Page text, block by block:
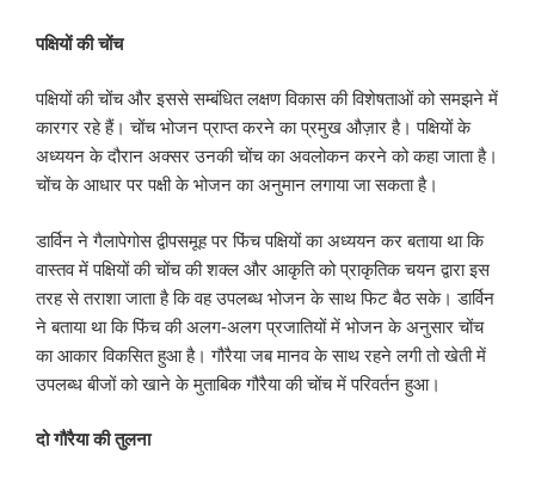
पक्षियों की चोंच
पक्षियों की चोंच और इससे सम्बंधित लक्षण विकास की विशेषताओं को समझने में
कारगर रहे हैं। चोंच भोजन प्राप्त करने का प्रमुख औज़ार है। पक्षियों के
अध्ययन के दौरान अक्सर उनकी चोंच का अवलोकन करने को कहा जाता है।
चोंच के आधार पर पक्षी के भोजन का अनुमान लगाया जा सकता है।
डार्विन ने गैलापेगोस द्वीपसमूह पर फिंच पक्षियों का अध्ययन कर बताया था कि
वास्तव में पक्षियों की चोंच की शक्ल और आकृति को प्राकृतिक चयन द्वारा इस
तरह से तराशा जाता है कि वह उपलब्ध भोजन के साथ फिट बैठ सके। डार्विन
ने बताया था कि फिंच की अलग-अलग प्रजातियों में भोजन के अनुसार चोंच
का आकार विकसित हुआ है। गौरैया जब मानव के साथ रहने लगी तो खेती में
उपलब्ध बीजों को खाने के मुताबिक गौरैया की चोंच में परिवर्तन हुआ।
दो गौरैया की तुलना